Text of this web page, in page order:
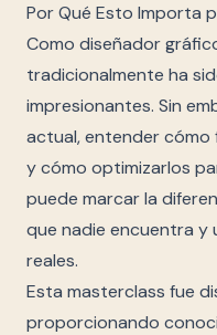
Por Qué Esto Importa
Como diseñador
tradicionalmente ha
impresionantes. Sin
actual, entender cómo
y cómo optimizarlos
puede marcar la
que nadie encuentra y
reales.
Esta masterclass fue
proporcionando